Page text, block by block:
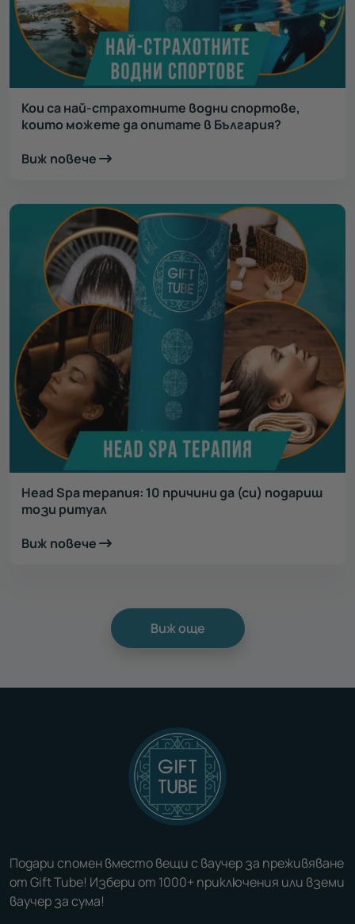
Кои са най-страхотните водни спортове,
които можете да опитате в България?
Виж повече
Head Spa терапия: 10 причини да (си) подариш
този ритуал
Виж повече
Виж още
Подари спомен вместо вещи с ваучер за преживяване
от Gift Tube! Избери от 1000+ приключения или вземи
ваучер за сума!